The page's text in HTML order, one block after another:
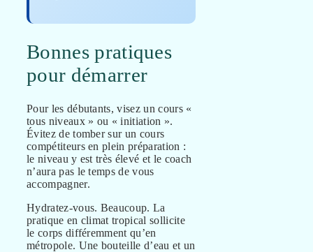
Bonnes pratiques
pour démarrer
Pour les débutants, visez un cours «
tous niveaux » ou « initiation ».
Évitez de tomber sur un cours
compétiteurs en plein préparation :
le niveau y est très élevé et le coach
n’aura pas le temps de vous
accompagner.
Hydratez-vous. Beaucoup. La
pratique en climat tropical sollicite
le corps différemment qu’en
métropole. Une bouteille d’eau et un